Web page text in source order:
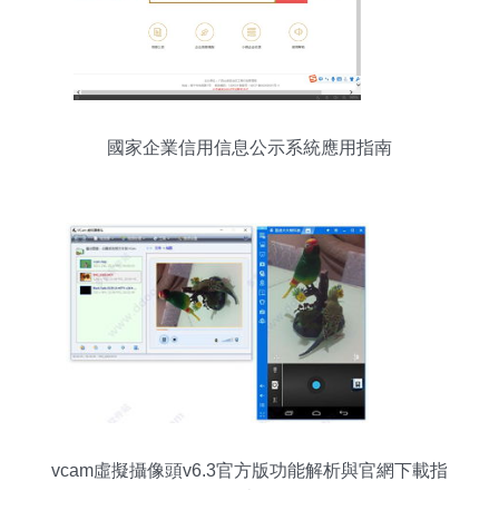
國家企業信用信息公示系統應用指南
vcam虛擬攝像頭v6.3官方版功能解析與官網下載指